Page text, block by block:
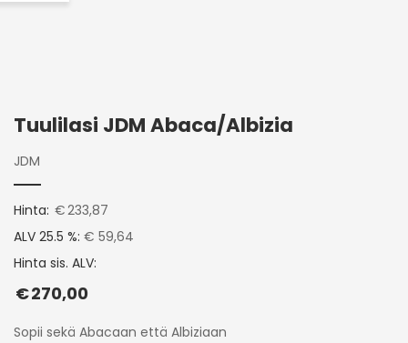
Tuulilasi JDM Abaca/Albizia
JDM
Hinta: €233,87
ALV 25.5 %: € 59,64
Hinta sis. ALV:
€270,00
Sopii sekä Abacaan että Albiziaan